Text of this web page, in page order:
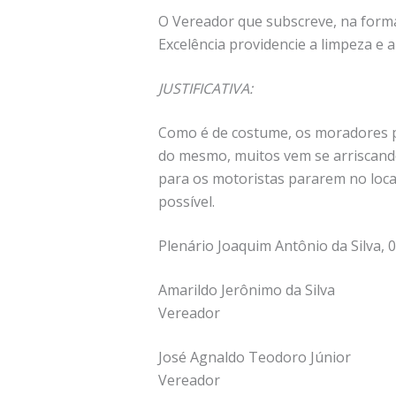
O Vereador que subscreve, na
Excelência providencie a limpeza
JUSTIFICATIVA:
Como é de costume, os
do mesmo, muitos vem se
para os motoristas pararem no
possível.
Plenário Joaquim Antônio da Silva,
Amarildo Jerônimo da Silva
Vereador
José Agnaldo Teodoro Júnior
Vereador